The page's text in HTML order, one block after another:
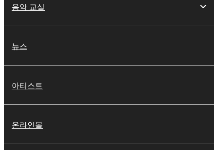
음악 교실
뉴스
아티스트
온라인몰